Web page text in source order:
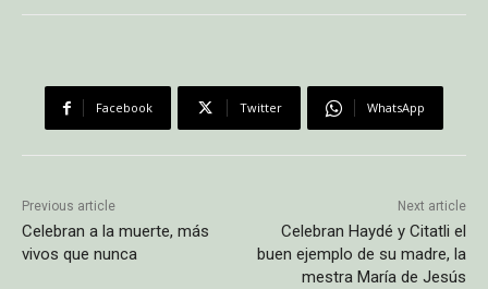
Facebook Twitter WhatsApp
Previous article
Celebran a la muerte, más
vivos que nunca
Next article
Celebran Haydé y Citatli el
buen ejemplo de su madre, la
mestra María de Jesús